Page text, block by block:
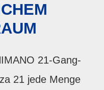
21-Gang-
21 jede Menge